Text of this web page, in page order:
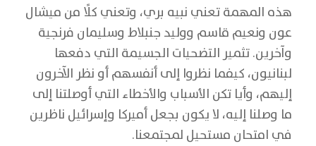
هذه المهمة تعني نبيه بري، وتعني كلًا من ميشال
عون ونعيم قاسم ووليد جنبلاط وسليمان فرنجية
وآخرين. تثمير التضحيات الجسيمة التي دفعها
لبنانيون، كيفما نظروا إلى أنفسهم أو نظر الآخرون
إليهم، وأيا تكن الأسباب والأخطاء التي أوصلتنا إلى
ما وصلنا إليه، لا يكون بجعل أميركا وإسرائيل ناظرين
في امتحان مستحيل لمجتمعنا.